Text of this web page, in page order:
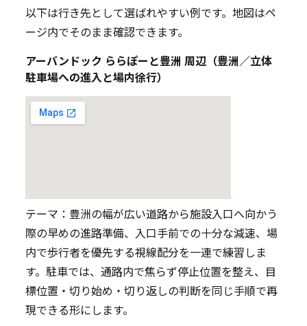
以下は行き先として選ばれやすい例です。地図はペ
ージ内でそのまま確認できます。
アーバンドック ららぽーと豊洲 周辺（豊洲／立体
駐車場への進入と場内徐行）
テーマ：豊洲の幅が広い道路から施設入口へ向かう
際の早めの進路準備、入口手前での十分な減速、場
内で歩行者を優先する視線配分を一連で練習しま
す。駐車では、通路内で焦らず停止位置を整え、目
標位置・切り始め・切り返しの判断を同じ手順で再
現できる形にします。